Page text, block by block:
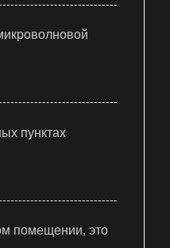
пунктах
помещении, это